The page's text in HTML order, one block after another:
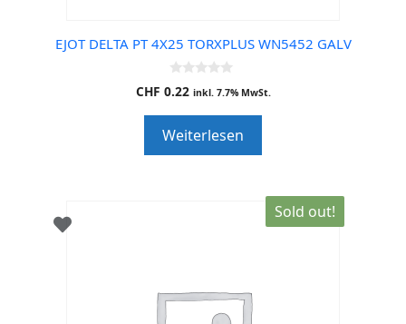
EJOT DELTA PT 4X25 TORXPLUS WN5452 GALV
0
o
o
f
5
CHF 0.22 inkl. 7.7% MwSt.
Weiterlesen
Sold out!